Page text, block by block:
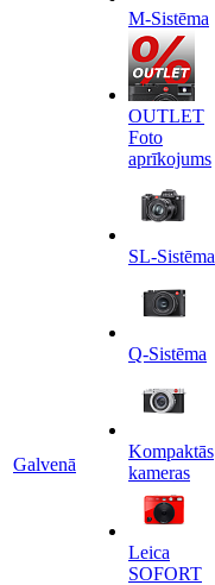
Galvenā
M-Sistēma
OUTLET
Foto
aprīkojums
SL-Sistēma
Q-Sistēma
Kompaktās
kameras
Leica
SOFORT